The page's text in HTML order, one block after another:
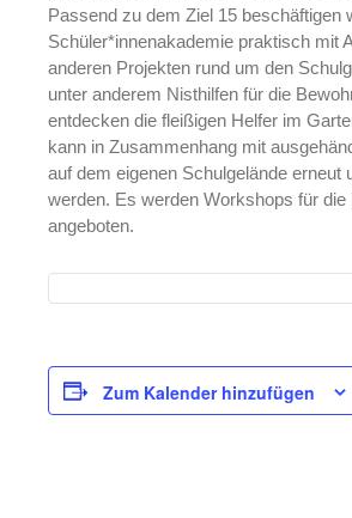
BNE
BNE-
Eine Welt-
BNE-
Passend zu dem Ziel 15 beschäftigen
Schüler*innenakademie praktisch mit
anderen Projekten rund um den
unter anderem Nisthilfen für die
entdecken die fleißigen Helfer im
kann in Zusammenhang mit
auf dem eigenen Schulgelände erneut
werden. Es werden Workshops für die
angeboten.
Zum Kalender hinzufügen